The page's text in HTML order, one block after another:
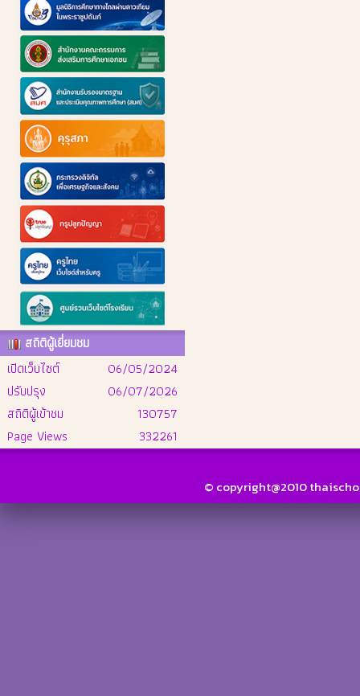
สถิติผู้เยี่ยมชม
เปิดเว็บไซต์
06/05/2024
ปรับปรุง
06/07/2026
สถิติผู้เข้าชม
130757
Page Views
332261
© copyright@2010